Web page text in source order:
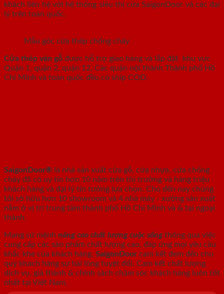
khách liên hệ với hệ thống siêu thị cửa SaigonDoor và các đại
lý trên toàn quốc.
Mẫu góc cửa thép chống cháy
Cửa thép vân gỗ được hỗ trợ giao hàng và lắp đặt khu vực
Quận 1, quận 2, quận 12, Các quận nội thành Thành phố Hồ
Chí Minh và toàn quốc đều có ship COD.
SaigonDoor® là nhà sản xuất cửa gỗ, cửa nhựa, cửa chống
cháy đã có uy tín hơn 10 năm trên thị trường và hàng triệu
khách hàng và đại lý tin tưởng lựa chọn. Cho đến nay chúng
tôi sở hữu hơn 10 showroom và 4 nhà máy - xưởng sản xuất
nằm ở vị trí trung tâm thành phố Hồ Chí Minh và & tại ngoại
thành.
Mang sứ mệnh nâng cao chất lượng cuộc sống thông qua việc
cung cấp các sản phẩm chất lượng cao, đáp ứng mọi yêu cầu
khắc khe của khách hàng. SaigonDoor cam kết đem đến cho
quý khách hàng sự hài lòng tuyệt đối. Cam kết chất lượng
dịch vụ, giá thành & chính sách chăm sóc khách hàng luôn tốt
nhất tại Việt Nam.